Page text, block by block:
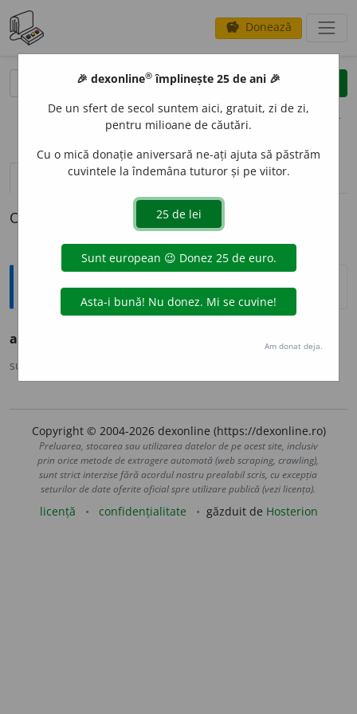
savings Donează
clear
opțiuni
definiții (1) declinări
O definiție pentru abvelian
Ortografice DOOM
abveli
sursa:
Copyright © 2004-2026 dexonline (https://dexonline.ro)
Preluarea, stocarea sau utilizarea datelor de pe acest site, inclusiv
prin orice metode de extragere automată (web scraping, crawling),
sunt strict interzise fără acordul nostru prealabil scris, cu excepția
seturilor de date oferite oficial spre utilizare publică (vezi licența).
licență confidențialitate găzduit de Hosterion
🎉 dexonline® împlinește 25 de ani 🎉
De un sfert de secol suntem aici, gratuit, zi de zi,
pentru milioane de căutări.
Cu o mică donație aniversară ne-ați ajuta să păstrăm
cuvintele la îndemâna tuturor și pe viitor.
Am donat deja.